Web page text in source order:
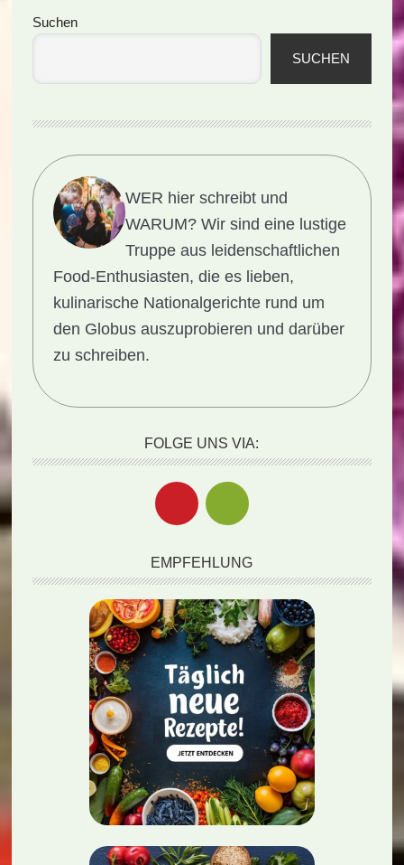
Seitenspalte
Suchen
SUCHEN
WER hier schreibt und
WARUM? Wir sind eine lustige
Truppe aus leidenschaftlichen
Food-Enthusiasten, die es lieben,
kulinarische Nationalgerichte rund um
den Globus auszuprobieren und darüber
zu schreiben.
FOLGE UNS VIA:
EMPFEHLUNG